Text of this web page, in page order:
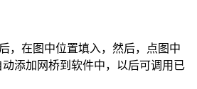
，在图中位置填入，然后，点图中
动添加网桥到软件中，以后可调用已